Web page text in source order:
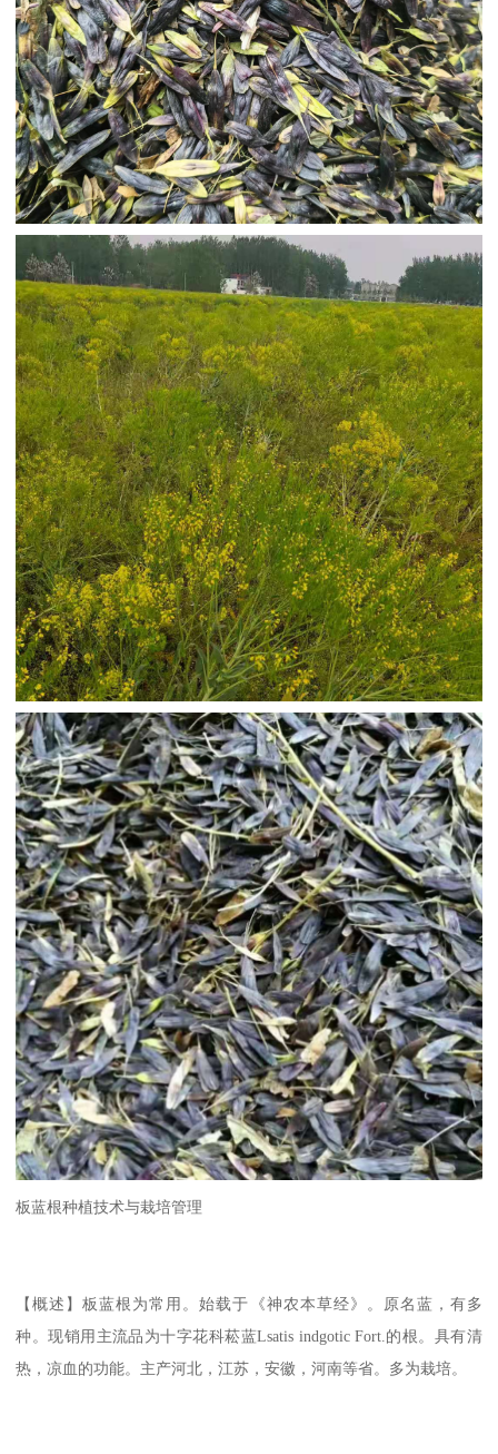
板蓝根种植技术与栽培管理
【概述】板蓝根为常用。始载于《神农本草经》。原名蓝，有多
种。现销用主流品为十字花科菘蓝Lsatis indgotic Fort.的根。具有清
热，凉血的功能。主产河北，江苏，安徽，河南等省。多为栽培。